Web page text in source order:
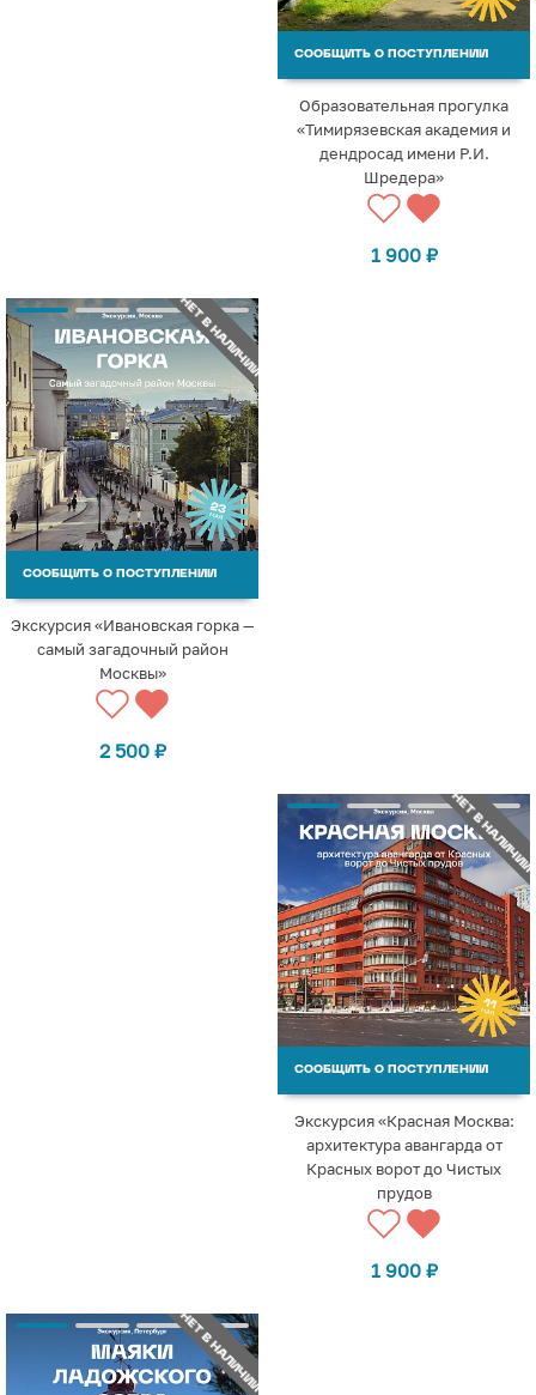
СООБЩИТЬ О ПОСТУПЛЕНИИ
Образовательная прогулка
«Тимирязевская академия и
дендросад имени Р.И.
Шредера»
1 900 ₽
НЕТ В НАЛИЧИИ
СООБЩИТЬ О ПОСТУПЛЕНИИ
Экскурсия «Ивановская горка —
самый загадочный район
Москвы»
2 500 ₽
НЕТ В НАЛИЧИИ
СООБЩИТЬ О ПОСТУПЛЕНИИ
Экскурсия «Красная Москва:
архитектура авангарда от
Красных ворот до Чистых
прудов
1 900 ₽
НЕТ В НАЛИЧИИ